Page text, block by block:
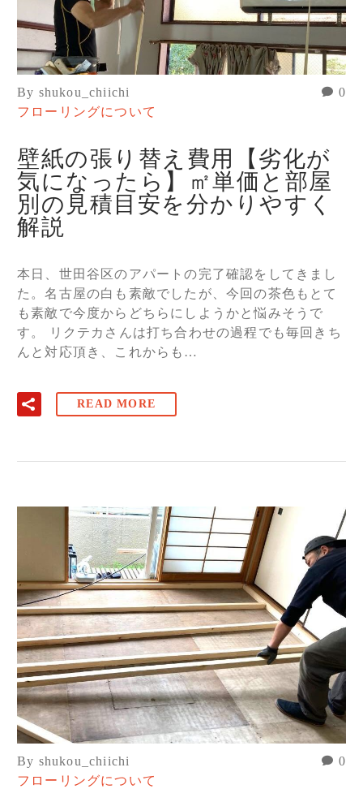
0
By shukou_chiichi
フローリングについて
壁紙の張り替え費用【劣化が
気になったら】㎡単価と部屋
別の見積目安を分かりやすく
解説
本日、世田谷区のアパートの完了確認をしてきまし
た。名古屋の白も素敵でしたが、今回の茶色もとて
も素敵で今度からどちらにしようかと悩みそうで
す。 リクテカさんは打ち合わせの過程でも毎回きち
んと対応頂き、これからも…
READ MORE
0
By shukou_chiichi
フローリングについて